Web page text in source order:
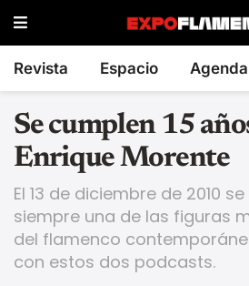
Revista Espacio Agenda
Se cumplen 15
Enrique Morente
El 13 de diciembre de 2010
siempre una de las figuras
del flamenco
con estos dos podcasts.